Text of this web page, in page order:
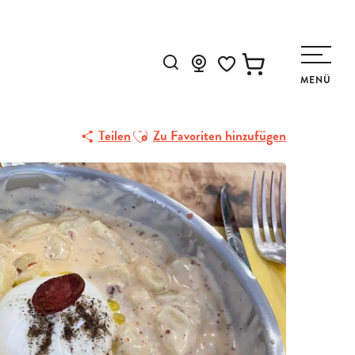
MENÜ
TeilenAjouter aux favoris
Zu Favoriten hinzufügen